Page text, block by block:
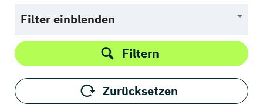
Filter einblenden
Filtern
Zurücksetzen